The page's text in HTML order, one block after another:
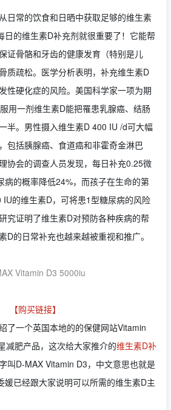
日常的饮食和日晒中获取足够的维生素
日的维生素D补充剂就很重要了！它能帮
证骨骼和牙齿的健康发育（特别是儿
质疏松。医学分析表明，补充维生素D
性硬化症的风险。美国科学家一项为期
用一剂维生素D能把罹患乳腺癌、结肠
半。男性摄入维生素D 400 IU /d可大幅
包括胰腺癌、食道癌和非霍奇金淋巴
协会的调查人员发现，每日补充0.25微
病的概率降低24%，而孩子在生命的第
的维生素D，可将患1型糖尿病的风险
究证明了维生素D对预防各种疾病的帮
D的日常补充也越来越被重视和推广。
Vitamin D3 5000iu
【购买链接】
了一个英国本地的的保健网站Vitamin
减肥产品，这次给大家推介的维生素D补
叫D-MAX Vitamin D3，中文意思也就是
媛已经跟大家说明可以所需的维生素D主